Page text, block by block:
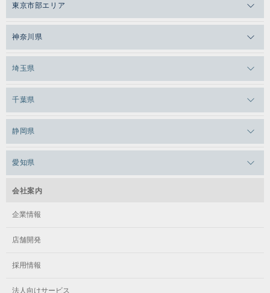
メガロスルフレ恵比寿
メガロス日比谷シャンテ
メガロス田端
メガロスルフレ田端
メガロスキッズ錦糸町
メガロス葛飾
東京市部エリア
メガロス三鷹
メガロスルフレ三鷹
メガロスルフレ武蔵小金井
メガロス小平テニススクール
神奈川県
メガロス上永谷
メガロスルフレ上永谷
メガロス日吉
メガロス綱島
メガロスルフレ綱島
メガロス市ヶ尾
メガロス鷺沼
メガロスルフレ鷺沼
埼玉県
メガロスルフレ草加
千葉県
メガロス本八幡
静岡県
愛知県
メガロステラッセ納屋橋
メガロス千種
会社案内
企業情報
店舗開発
採用情報
法人向けサービス